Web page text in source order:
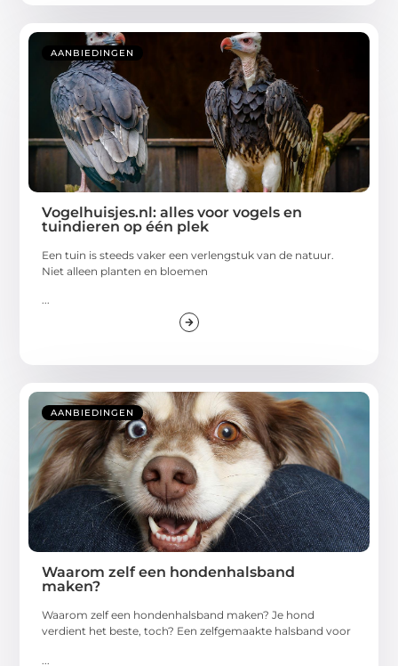
AANBIEDINGEN
Vogelhuisjes.nl: alles voor vogels en
tuindieren op één plek
Een tuin is steeds vaker een verlengstuk van de natuur.
Niet alleen planten en bloemen
...
AANBIEDINGEN
Waarom zelf een hondenhalsband
maken?
Waarom zelf een hondenhalsband maken? Je hond
verdient het beste, toch? Een zelfgemaakte halsband voor